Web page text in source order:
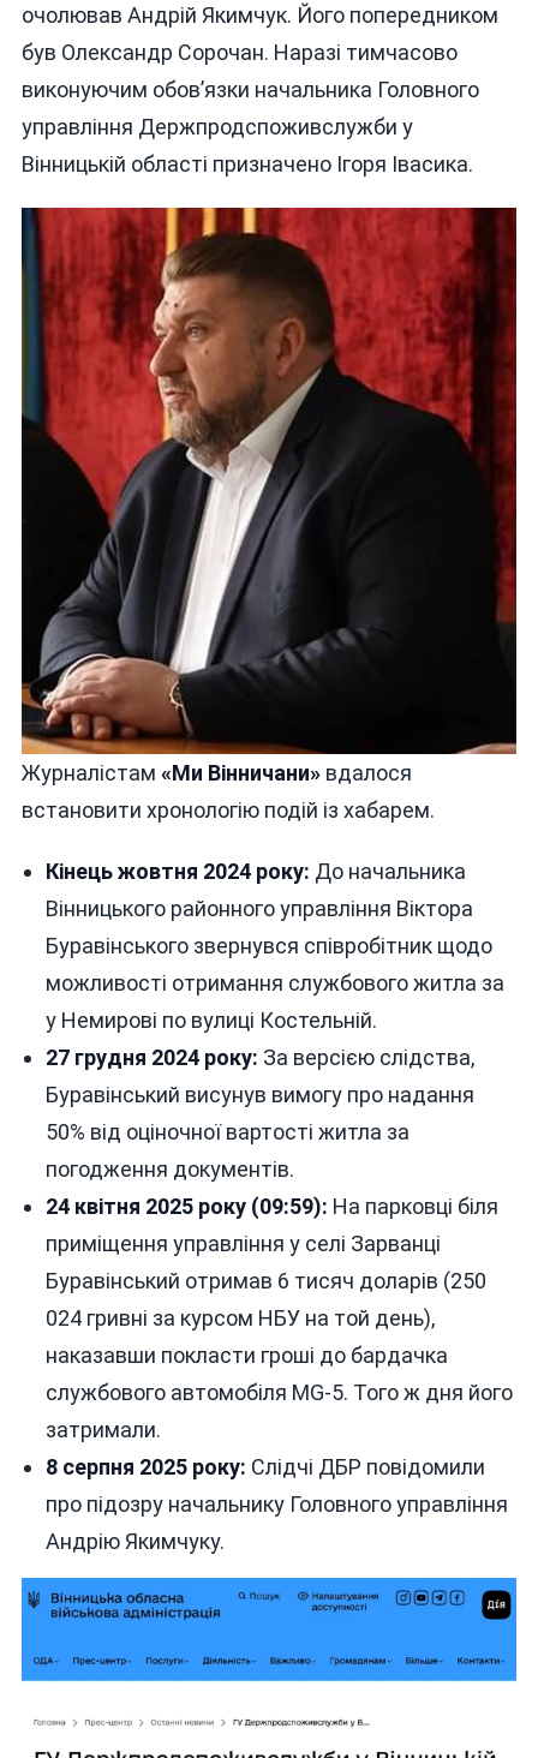
очолював Андрій Якимчук. Його попередником
був Олександр Сорочан. Наразі тимчасово
виконуючим обов’язки начальника Головного
управління Держпродспоживслужби у
Вінницькій області призначено Ігоря Івасика.
Журналістам «Ми Вінничани»вдалося
встановити хронологію подій із хабарем.
Кінець жовтня 2024 року: До начальника
Вінницького районного управління Віктора
Буравінського звернувся співробітник щодо
можливості отримання службового житла за
у Немирові по вулиці Костельній.
27 грудня 2024 року: За версією слідства,
Буравінський висунув вимогу про надання
50% від оціночної вартості житла за
погодження документів.
24 квітня 2025 року (09:59): На парковці біля
приміщення управління у селі Зарванці
Буравінський отримав 6 тисяч доларів (250
024 гривні за курсом НБУ на той день),
наказавши покласти гроші до бардачка
службового автомобіля MG-5. Того ж дня його
затримали.
8 серпня 2025 року: Слідчі ДБР повідомили
про підозру начальнику Головного управління
Андрію Якимчуку.